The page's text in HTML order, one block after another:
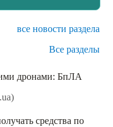
все новости раздела
Все разделы
дронами: БпЛА
средства по